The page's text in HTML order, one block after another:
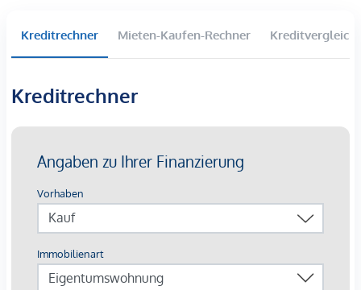
positioniert. Der Bahnhof von Tulln ist schnell erreichbar
aus urbaner Infrastruktur, historischem Flair und naturnahem
Umfeld macht diese Adresse besonders attraktiv.
Nahversorgung und hohe Lebensqualität harmonisch
miteinander verbindet.
Kreditrechner Mieten-Kaufen-Rechner Kreditvergleich
Kreditrechner